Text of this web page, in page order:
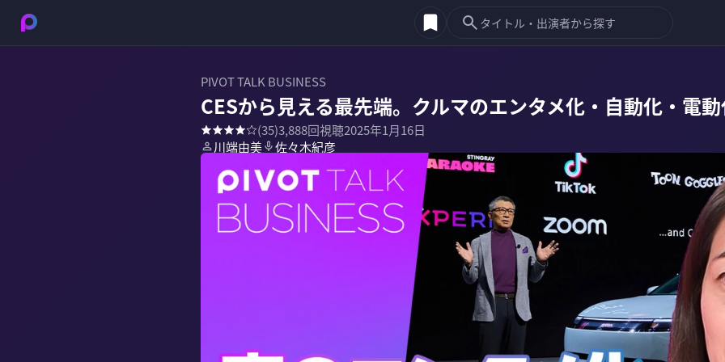
PIVOT TALK BUSINESS
CESから見える最先端。クルマのエンタメ化・自動化・電
(35)3,888回視聴2025年1月16日
川端由美
佐々木紀彦